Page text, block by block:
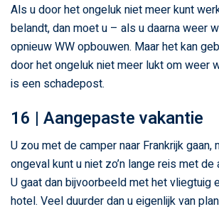
Als u door het ongeluk niet meer kunt
belandt, dan moet u – als u daarna weer
opnieuw WW opbouwen. Maar het kan
door het ongeluk niet meer lukt om weer
is een schadepost.
16 | Aangepaste vakantie
U zou met de camper naar Frankrijk gaan,
ongeval kunt u niet zo’n lange reis met de
U gaat dan bijvoorbeeld met het vliegtuig
hotel. Veel duurder dan u eigenlijk van